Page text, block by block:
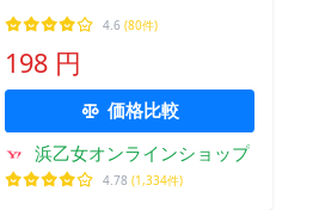
ム ごまあえの素 45g 期間限定
浜乙女 メール便
4.6 (80件)
198 円
価格比較
浜乙女オンラインショップ
4.78 (1,334件)